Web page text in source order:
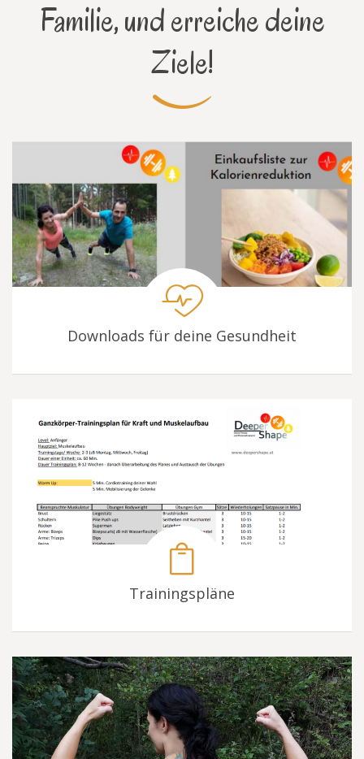
Familie, und erreiche deine
Ziele!
Downloads für deine Gesundheit
Trainingspläne